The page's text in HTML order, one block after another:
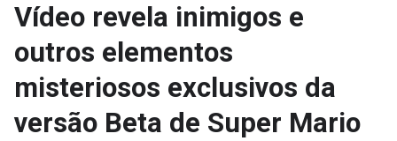
Vídeo revela inimigos e
outros elementos
misteriosos exclusivos da
versão Beta de Super Mario